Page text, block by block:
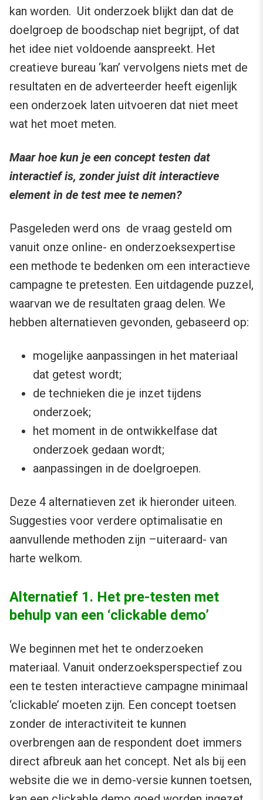
kan worden. Uit onderzoek blijkt dan dat de
doelgroep de boodschap niet begrijpt, of dat
het idee niet voldoende aanspreekt. Het
creatieve bureau ‘kan’ vervolgens niets met de
resultaten en de adverteerder heeft eigenlijk
een onderzoek laten uitvoeren dat niet meet
wat het moet meten.
Maar hoe kun je een concept testen dat
interactief is, zonder juist dit interactieve
element in de test mee te nemen?
Pasgeleden werd ons de vraag gesteld om
vanuit onze online- en onderzoeksexpertise
een methode te bedenken om een interactieve
campagne te pretesten. Een uitdagende puzzel,
waarvan we de resultaten graag delen. We
hebben alternatieven gevonden, gebaseerd op:
mogelijke aanpassingen in het materiaal
dat getest wordt;
de technieken die je inzet tijdens
onderzoek;
het moment in de ontwikkelfase dat
onderzoek gedaan wordt;
aanpassingen in de doelgroepen.
Deze 4 alternatieven zet ik hieronder uiteen.
Suggesties voor verdere optimalisatie en
aanvullende methoden zijn –uiteraard- van
harte welkom.
Alternatief 1. Het pre-testen met
behulp van een ‘clickable demo’
We beginnen met het te onderzoeken
materiaal. Vanuit onderzoeksperspectief zou
een te testen interactieve campagne minimaal
‘clickable’ moeten zijn. Een concept toetsen
zonder de interactiviteit te kunnen
overbrengen aan de respondent doet immers
direct afbreuk aan het concept. Net als bij een
website die we in demo-versie kunnen toetsen,